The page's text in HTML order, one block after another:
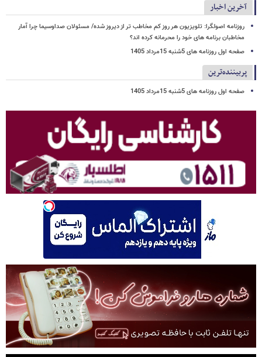
آخرین اخبار
روزنامه اصولگرا: تلویزیون هر روز کم مخاطب تر از دیروز شده/ مسئولان صداوسیما چرا آمار
مخاطبان برنامه های خود را محرمانه کرده اند؟
صفحه اول روزنامه های 5شنبه 15مرداد 1405
پربیننده‌ترین
صفحه اول روزنامه های 5شنبه 15مرداد 1405